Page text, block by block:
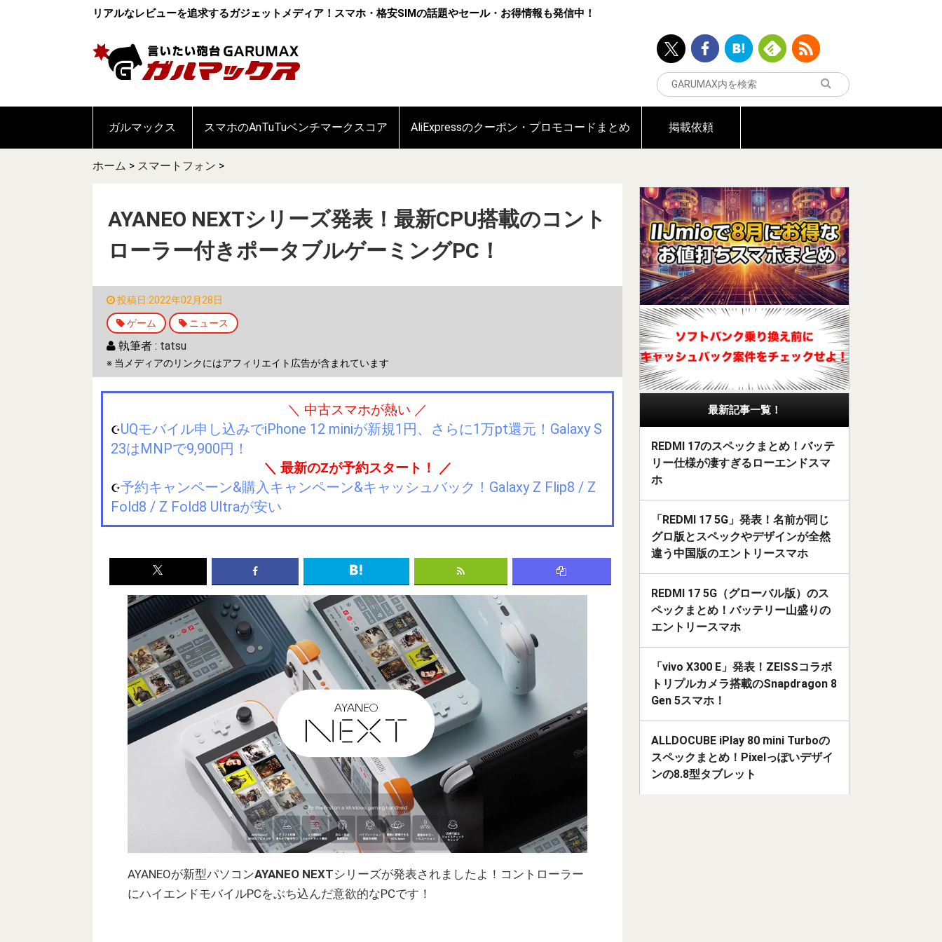
リアルなレビューを追求するガジェットメディア！スマホ・格安SIMの話題やセール・お得情報も発信中！
ガルマックス スマホのAnTuTuベンチマークスコア AliExpressのクーポン・プロモコードまとめ 掲載依頼
ホーム > スマートフォン >
AYANEO NEXTシリーズ発表！最新CPU搭載のコント
ローラー付きポータブルゲーミングPC！
投稿日:2022年02月28日
ゲーム ニュース
執筆者 : tatsu
※ 当メディアのリンクにはアフィリエイト広告が含まれています
＼ 中古スマホが熱い ／
☪️UQモバイル申し込みでiPhone 12 miniが新規1円、さらに1万pt還元！Galaxy S
23はMNPで9,900円！
＼ 最新のZが予約スタート！ ／
☪️予約キャンペーン&購入キャンペーン&キャッシュバック！Galaxy Z Flip8 / Z
Fold8 / Z Fold8 Ultraが安い
AYANEOが新型パソコンAYANEO NEXTシリーズが発表されましたよ！コントローラー
にハイエンドモバイルPCをぶち込んだ意欲的なPCです！
最新記事一覧！
REDMI 17のスペックまとめ！バッテ
リー仕様が凄すぎるローエンドスマ
ホ
「REDMI 17 5G」発表！名前が同じ
グロ版とスペックやデザインが全然
違う中国版のエントリースマホ
REDMI 17 5G（グローバル版）のス
ペックまとめ！バッテリー山盛りの
エントリースマホ
「vivo X300 E」発表！ZEISSコラボ
トリプルカメラ搭載のSnapdragon 8
Gen 5スマホ！
ALLDOCUBE iPlay 80 mini Turboの
スペックまとめ！Pixelっぽいデザイ
ンの8.8型タブレット